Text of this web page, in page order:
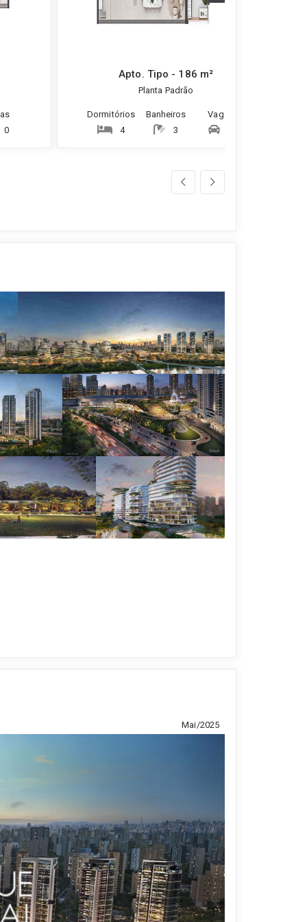
0
Apto. Tipo - 186 m²
Planta Padrão
Dormitórios
4
Banheiros
3
Vagas
Mai/2025